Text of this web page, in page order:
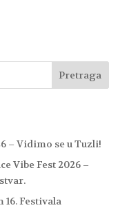
– Vidimo se u Tuzli!
Vibe Fest 2026 –
Festivala